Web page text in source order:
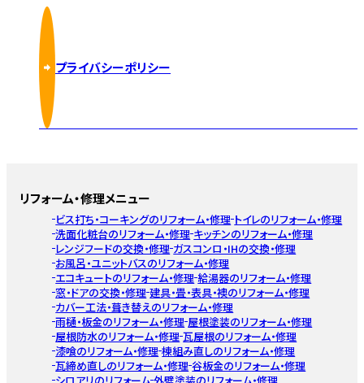
プライバシーポリシー
リフォーム・修理メニュー
ビス打ち・コーキングのリフォーム・修理 トイレのリフォーム・修理
洗面化粧台のリフォーム・修理 キッチンのリフォーム・修理
レンジフードの交換・修理 ガスコンロ・IHの交換・修理
お風呂・ユニットバスのリフォーム・修理
エコキュートのリフォーム・修理 給湯器のリフォーム・修理
窓・ドアの交換・修理 建具・畳・表具・襖のリフォーム・修理
カバー工法・葺き替えのリフォーム・修理
雨樋・板金のリフォーム・修理 屋根塗装のリフォーム・修理
屋根防水のリフォーム・修理 瓦屋根のリフォーム・修理
漆喰のリフォーム・修理 棟組み直しのリフォーム・修理
瓦締め直しのリフォーム・修理 谷板金のリフォーム・修理
シロアリのリフォーム 外壁塗装のリフォーム・修理